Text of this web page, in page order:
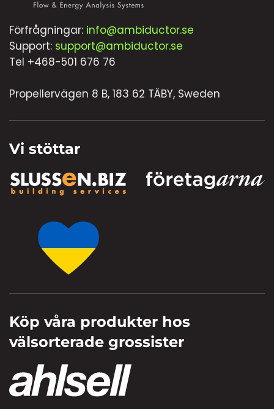
Förfrågningar: info@ambiductor.se
Support: support@ambiductor.se
Tel +468-501 676 76
Propellervägen 8 B, 183 62 TÄBY, Sweden
Vi stöttar
Köp våra produkter hos
välsorterade grossister